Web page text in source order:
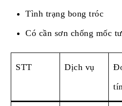
Tình trạng bong tróc
Có cần sơn chống mốc
STT Dịch vụ